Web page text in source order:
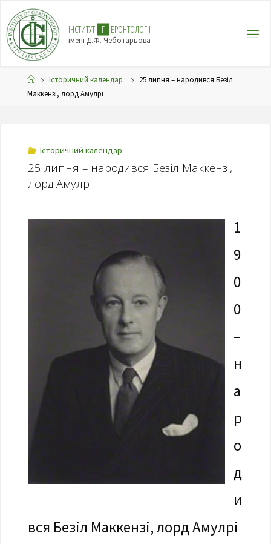
ІНСТИТУТ Г ЕРОНТОЛОГІЇ
імені Д.Ф. Чеботарьова
Історичний календар
25 липня – народився Безіл
Маккензі, лорд Амулрі
Історичний календар
25 липня – народився Безіл Маккензі,
лорд Амулрі
1
9
0
0
–
н
а
р
о
д
и
вся Безіл Маккензі, лорд Амулрі